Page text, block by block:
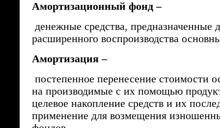
Амортизационный фонд –
денежные средства, предназначенные
расширенного воспроизводства
Амортизация –
постепенное перенесение стоимости
на производимые с их помощью
целевое накопление средств и их
применение для возмещения